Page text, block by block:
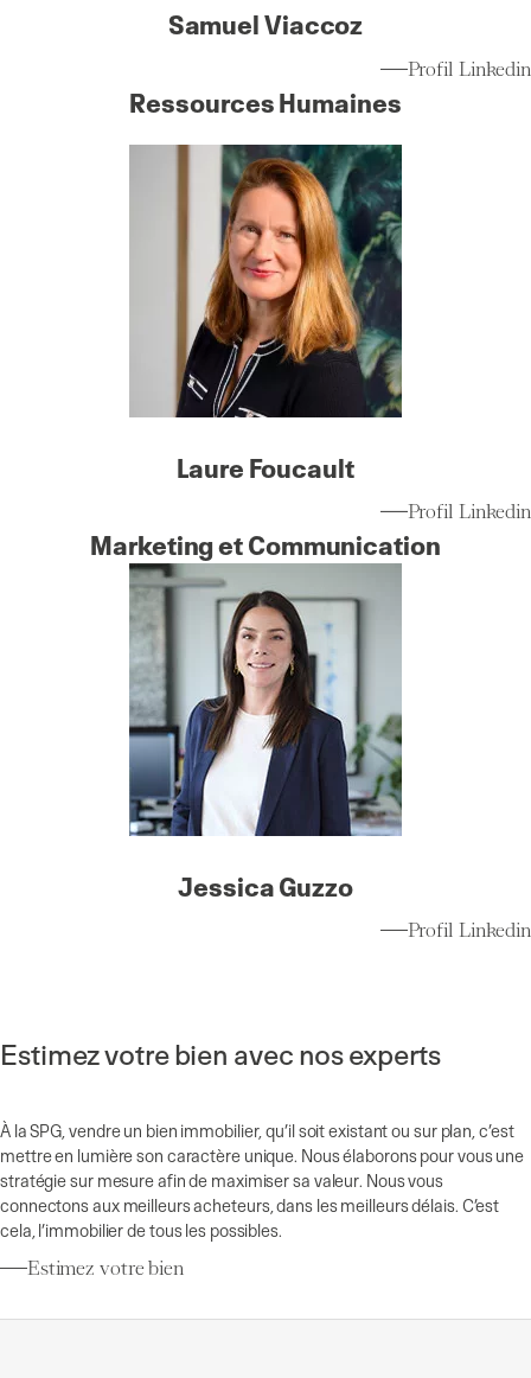
Samuel Viaccoz
Profil Linkedin
Ressources Humaines
Laure Foucault
Profil Linkedin
Marketing et Communication
Jessica Guzzo
Profil Linkedin
Estimez votre bien avec nos experts
À la SPG, vendre un bien immobilier, qu’il soit existant ou sur plan, c’est
mettre en lumière son caractère unique. Nous élaborons pour vous une
stratégie sur mesure afin de maximiser sa valeur. Nous vous
connectons aux meilleurs acheteurs, dans les meilleurs délais. C’est
cela, l’immobilier de tous les possibles.
Estimez votre bien